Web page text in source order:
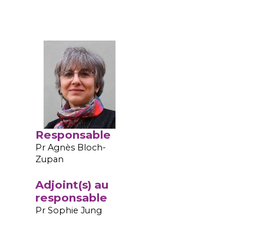
Responsable
Pr Agnès Bloch-
Zupan
Adjoint(s) au
responsable
Pr Sophie Jung